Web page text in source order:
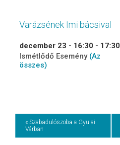
Varázsének Imi bácsival
december 23 - 16:30 - 17:30
Ismétlődő Esemény (Az
összes)
Event
Navigation
« Szabadulószoba a Gyulai
Várban